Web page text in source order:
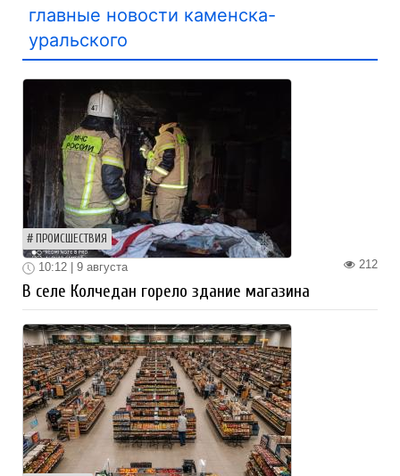
главные новости каменска-
уральского
ПРОИСШЕСТВИЯ
212
10:12 | 9 августа
В селе Колчедан горело здание магазина